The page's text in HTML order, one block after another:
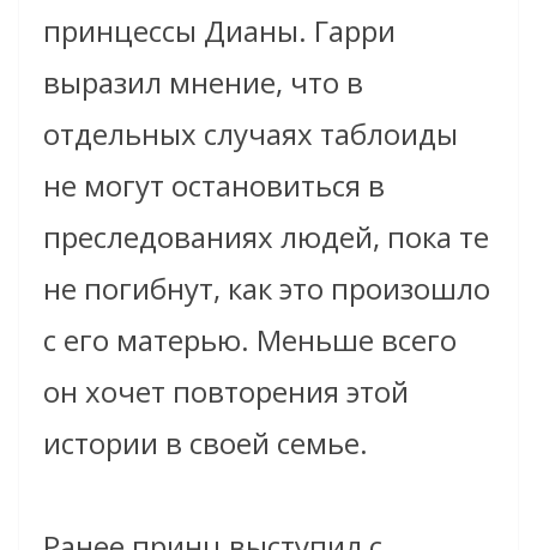
принцессы Дианы. Гарри
выразил мнение, что в
отдельных случаях таблоиды
не могут остановиться в
преследованиях людей, пока те
не погибнут, как это произошло
с его матерью. Меньше всего
он хочет повторения этой
истории в своей семье.